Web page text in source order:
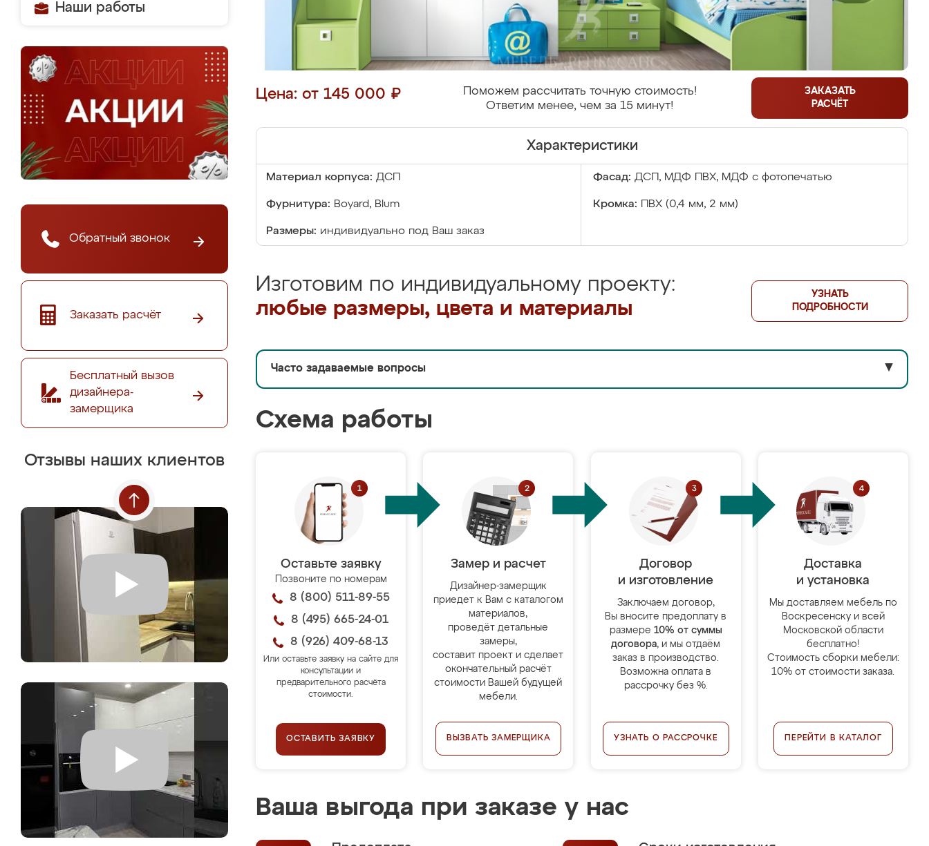
Наши работы
Обратный звонок
Заказать расчёт
Бесплатный вызов
дизайнера-
замерщика
Отзывы наших клиентов
Цена: от 145 000 ₽
Поможем рассчитать точную стоимость!
Ответим менее, чем за 15 минут!
ЗАКАЗАТЬ
РАСЧЁТ
Характеристики
Материал корпуса: ДСП Фасад: ДСП, МДФ ПВХ, МДФ с фотопечатью
Фурнитура: Boyard, Blum Кромка: ПВХ (0,4 мм, 2 мм)
Размеры: индивидуально под Ваш заказ
Изготовим по индивидуальному проекту:
любые размеры, цвета и материалы
УЗНАТЬ
ПОДРОБНОСТИ
Часто задаваемые вопросы ▼
Схема работы
Оставьте заявку
Позвоните по номерам
8 (800) 511-89-55
8 (495) 665-24-01
8 (926) 409-68-13
Или оставьте заявку на сайте для
консультации и
предварительного расчёта
стоимости.
ОСТАВИТЬ ЗАЯВКУ
Замер и расчет
Дизайнер-замерщик
приедет к Вам с каталогом
материалов,
проведёт детальные
замеры,
составит проект и сделает
окончательный расчёт
стоимости Вашей будущей
мебели.
ВЫЗВАТЬ ЗАМЕРЩИКА
Договор
и изготовление
Заключаем договор,
Вы вносите предоплату в
размере 10% от суммы
договора, и мы отдаём
заказ в производство.
Возможна оплата в
рассрочку без %.
УЗНАТЬ О РАССРОЧКЕ
Доставка
и установка
Мы доставляем мебель по
Воскресенску и всей
Московской области
бесплатно!
Стоимость сборки мебели:
10% от стоимости заказа.
ПЕРЕЙТИ В КАТАЛОГ
Ваша выгода при заказе у нас